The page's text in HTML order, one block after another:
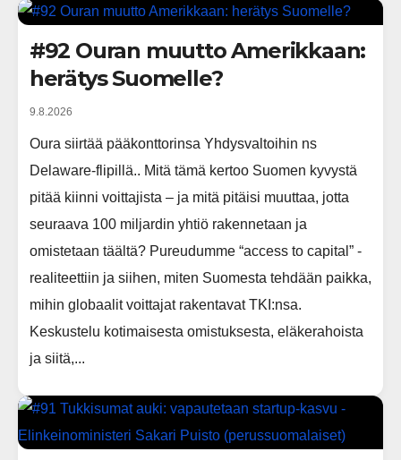
#92 Ouran muutto Amerikkaan:
herätys Suomelle?
9.8.2026
Oura siirtää pääkonttorinsa Yhdysvaltoihin ns
Delaware-flipillä.. Mitä tämä kertoo Suomen kyvystä
pitää kiinni voittajista – ja mitä pitäisi muuttaa, jotta
seuraava 100 miljardin yhtiö rakennetaan ja
omistetaan täältä? Pureudumme “access to capital” -
realiteettiin ja siihen, miten Suomesta tehdään paikka,
mihin globaalit voittajat rakentavat TKI:nsa.
Keskustelu kotimaisesta omistuksesta, eläkerahoista
ja siitä,...